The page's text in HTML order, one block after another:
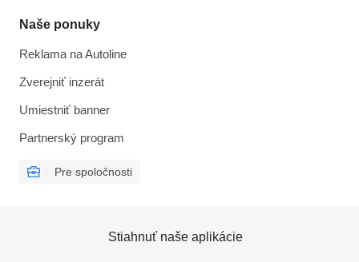
Naše ponuky
Reklama na Autoline
Zverejniť inzerát
Umiestniť banner
Partnerský program
Pre spoločnosti
Stiahnuť naše aplikácie